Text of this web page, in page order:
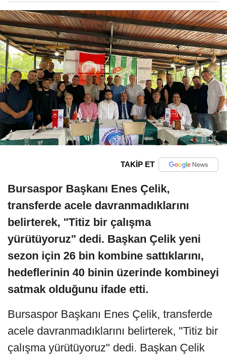
TAKİP ET
Bursaspor Başkanı Enes Çelik,
transferde acele davranmadıklarını
belirterek, "Titiz bir çalışma
yürütüyoruz" dedi. Başkan Çelik yeni
sezon için 26 bin kombine sattıklarını,
hedeflerinin 40 binin üzerinde kombineyi
satmak olduğunu ifade etti.
Bursaspor Başkanı Enes Çelik, transferde
acele davranmadıklarını belirterek, "Titiz bir
çalışma yürütüyoruz" dedi. Başkan Çelik